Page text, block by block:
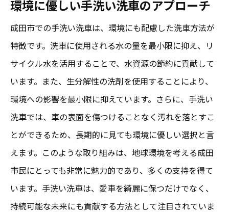
環境に優しい手洗い洗車のアプローチ
成田市での手洗い洗車は、環境にも配慮した洗車方法が
特徴です。洗車に使用される水の量を最小限に抑え、リ
サイクル水を活用することで、水資源の節約に貢献して
います。また、生分解性の洗剤を使用することにより、
環境への影響を最小限に抑えています。さらに、手洗い
洗車では、車の表面を傷つけることなく汚れを落とすこ
とができるため、長期的に見ても環境に優しい選択と言
えます。このような取り組みは、地球環境を考える成田
市民にとっても非常に魅力的であり、多くの支持を得て
います。手洗い洗車は、愛車を綺麗に保つだけでなく、
持続可能な未来にも貢献する方法として注目されていま